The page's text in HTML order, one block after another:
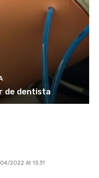
de dentista
2022 At 13:31